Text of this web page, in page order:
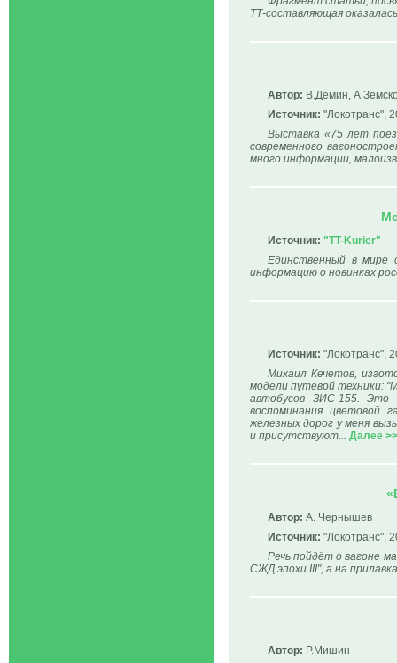
ТТ-составляющая
Автор: В.Дёмин,
Источник: "Локотранс",
Выставка «75 лет
современного
много информации,
Источник: "TT-Kurier"
Единственный в мире
информацию о новинках
Источник: "Локотранс",
Михаил Кечетов,
модели путевой техники:
автобусов ЗИС-155.
воспоминания цветовой
железных дорог у меня
и присутствуют... Далее
Автор: А. Чернышев
Источник: "Локотранс",
Речь пойдёт о вагоне
СЖД эпохи III", а на
Автор: Р.Мишин